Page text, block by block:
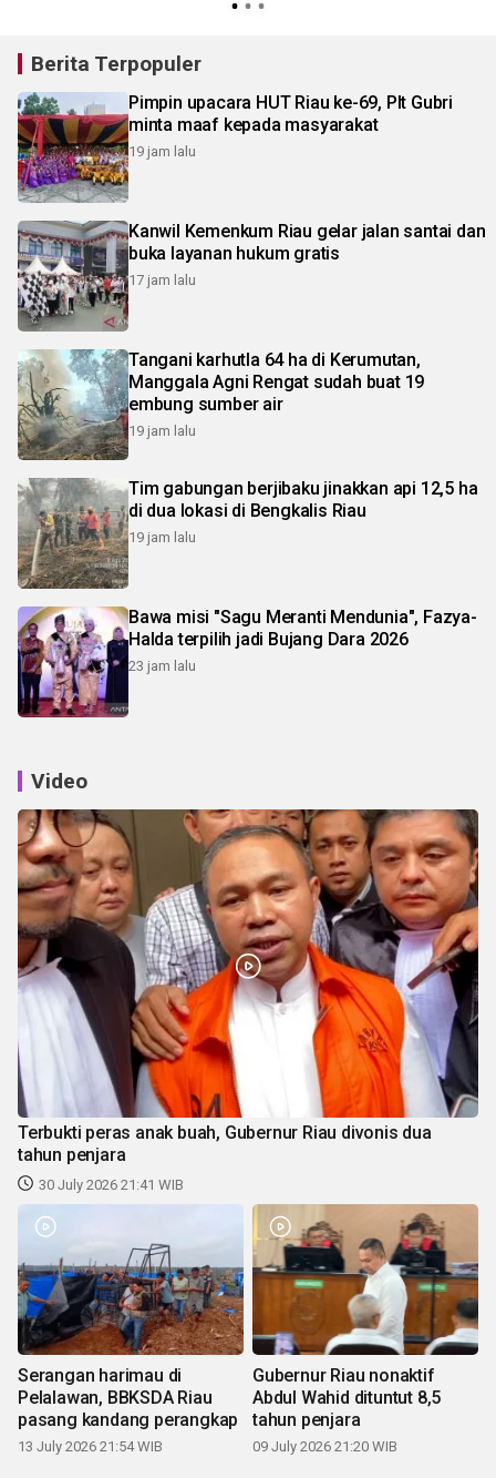
Berita Terpopuler
Pimpin upacara HUT Riau ke-69, Plt Gubri
minta maaf kepada masyarakat
19 jam lalu
Kanwil Kemenkum Riau gelar jalan santai dan
buka layanan hukum gratis
17 jam lalu
Tangani karhutla 64 ha di Kerumutan,
Manggala Agni Rengat sudah buat 19
embung sumber air
19 jam lalu
Tim gabungan berjibaku jinakkan api 12,5 ha
di dua lokasi di Bengkalis Riau
19 jam lalu
Bawa misi "Sagu Meranti Mendunia", Fazya-
Halda terpilih jadi Bujang Dara 2026
23 jam lalu
Video
Terbukti peras anak buah, Gubernur Riau divonis dua
tahun penjara
30 July 2026 21:41 WIB
Serangan harimau di
Pelalawan, BBKSDA Riau
pasang kandang perangkap
13 July 2026 21:54 WIB
Gubernur Riau nonaktif
Abdul Wahid dituntut 8,5
tahun penjara
09 July 2026 21:20 WIB